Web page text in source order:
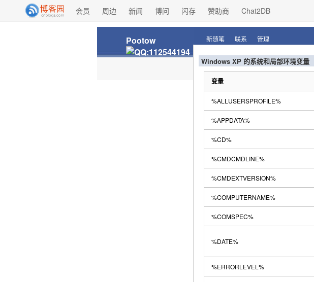
会员 周边 新闻 博问 闪存 赞助商 Chat2DB
Pootow 新随笔 联系 管理
Windows XP 的系统和局部环境变量
变量
%ALLUSERSPROFILE%
%APPDATA%
%CD%
%CMDCMDLINE%
%CMDEXTVERSION%
%COMPUTERNAME%
%COMSPEC%
%DATE%
%ERRORLEVEL%